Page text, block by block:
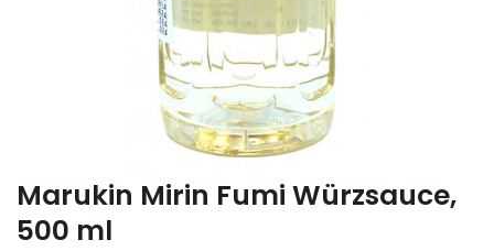
Marukin Mirin Fumi Würzsauce,
500 ml